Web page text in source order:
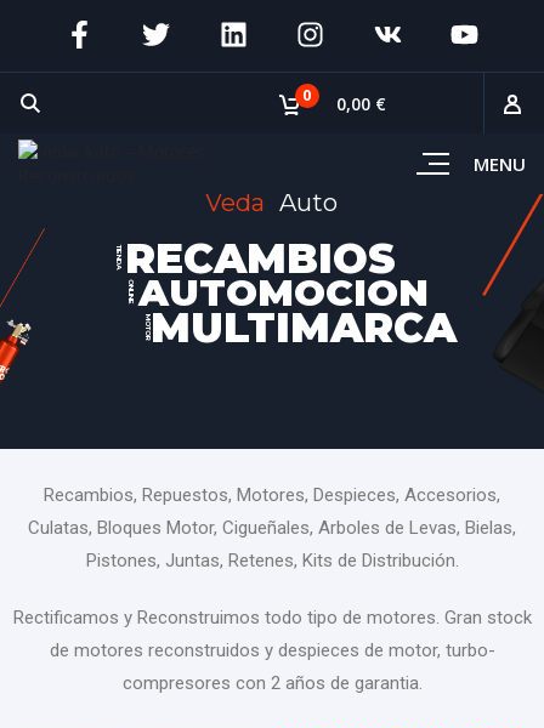
MENU
0 0,00 €
Veda
RECAMBIOS
AUTOMOCION
MULTIMARCA
TIENDA
ONLINE
MOTOR
Auto
Recambios, Repuestos, Motores, Despieces, Accesorios,
Culatas, Bloques Motor, Cigueñales, Arboles de Levas, Bielas,
Pistones, Juntas, Retenes, Kits de Distribución.
Rectificamos y Reconstruimos todo tipo de motores. Gran stock
de motores reconstruidos y despieces de motor, turbo-
compresores con 2 años de garantia.